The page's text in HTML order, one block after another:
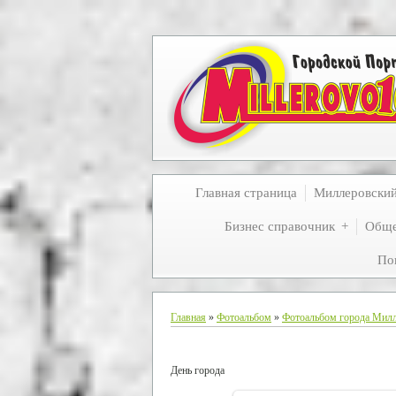
Главная страница
Бизнес справочник
Главная » Фотоальбом » Фотоальбом города
День города